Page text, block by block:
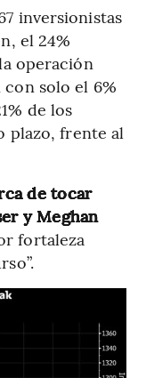
inversionistas
el 24%
operación
solo el 6%
de los
plazo, frente al
de tocar
y Meghan
fortaleza